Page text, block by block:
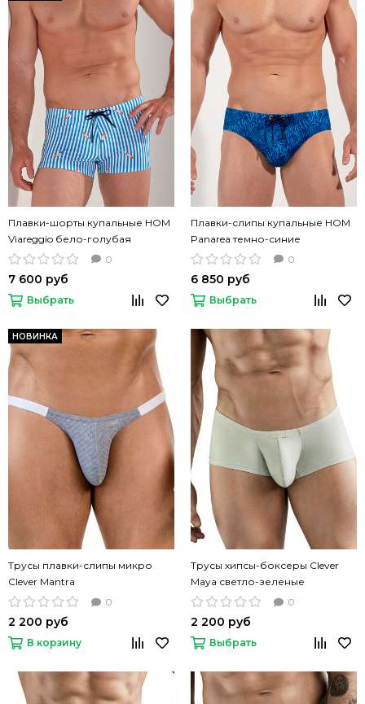
Плавки-шорты купальные HOM
Viareggio бело-голубая
полоска
0
7 600 руб
Выбрать
Плавки-слипы купальные HOM
Panarea темно-синие
0
6 850 руб
Выбрать
НОВИНКА
Трусы плавки-слипы микро
Clever Mantra
0
2 200 руб
В корзину
Трусы хипсы-боксеры Clever
Maya светло-зеленые
0
2 200 руб
Выбрать